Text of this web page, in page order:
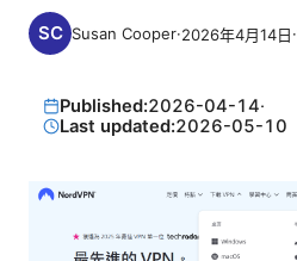
Susan Cooper·2026年4月14日·
Published:2026-04-14·
Last updated:2026-05-10